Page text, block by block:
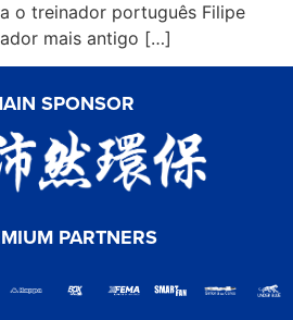
o treinador português Filipe
mais antigo […]
SPONSOR
PARTNERS